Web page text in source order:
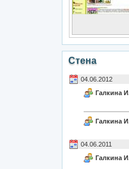
Стена
04.06.2012
Галкина
Галкина
04.06.2011
Галкина